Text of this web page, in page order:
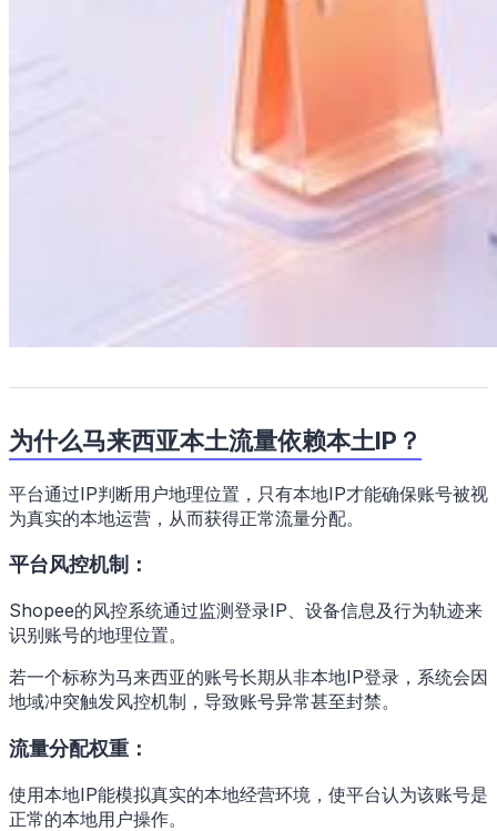
为什么马来西亚本土流量依赖本土IP？
平台通过IP判断用户地理位置，只有本地IP才能确保账号被视
为真实的本地运营，从而获得正常流量分配。
平台风控机制：
Shopee的风控系统通过监测登录IP、设备信息及行为轨迹来
识别账号的地理位置。
若一个标称为马来西亚的账号长期从非本地IP登录，系统会因
地域冲突触发风控机制，导致账号异常甚至封禁。
流量分配权重：
使用本地IP能模拟真实的本地经营环境，使平台认为该账号是
正常的本地用户操作。